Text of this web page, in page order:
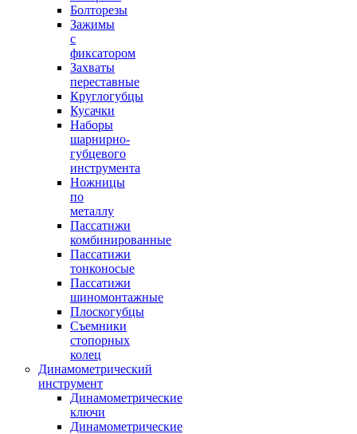
Болторезы
Зажимы
с
фиксатором
Захваты
переставные
Круглогубцы
Кусачки
Наборы
шарнирно-
губцевого
инструмента
Ножницы
по
металлу
Пассатижи
комбинированные
Пассатижи
тонконосые
Пассатижи
шиномонтажные
Плоскогубцы
Съемники
стопорных
колец
Динамометрический
инструмент
Динамометрические
ключи
Динамометрические